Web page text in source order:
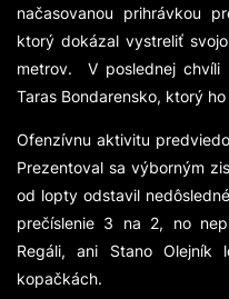
načasovanou prihrávkou
ktorý dokázal vystreliť
metrov. V poslednej chvíli
Taras Bondarensko, ktorý
Ofenzívnu aktivitu
Prezentoval sa výborným
od lopty odstavil
prečíslenie 3 na 2, no
Regáli, ani Stano Olejník
kopačkách.